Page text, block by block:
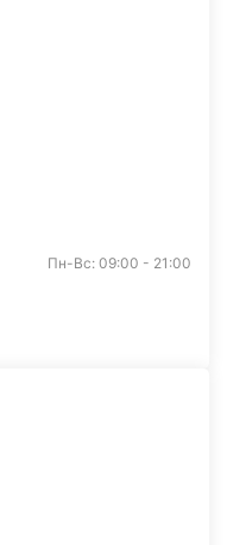
Пн-Вс: 09:00 - 21:00